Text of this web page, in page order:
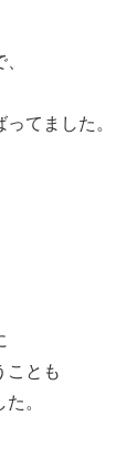
てました。
ことも
。